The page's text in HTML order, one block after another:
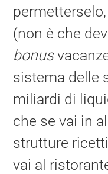
(non è che
bonus
sistema delle
miliardi di
che se vai in
strutture
vai al